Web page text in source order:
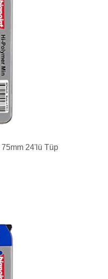
24'lü Tüp